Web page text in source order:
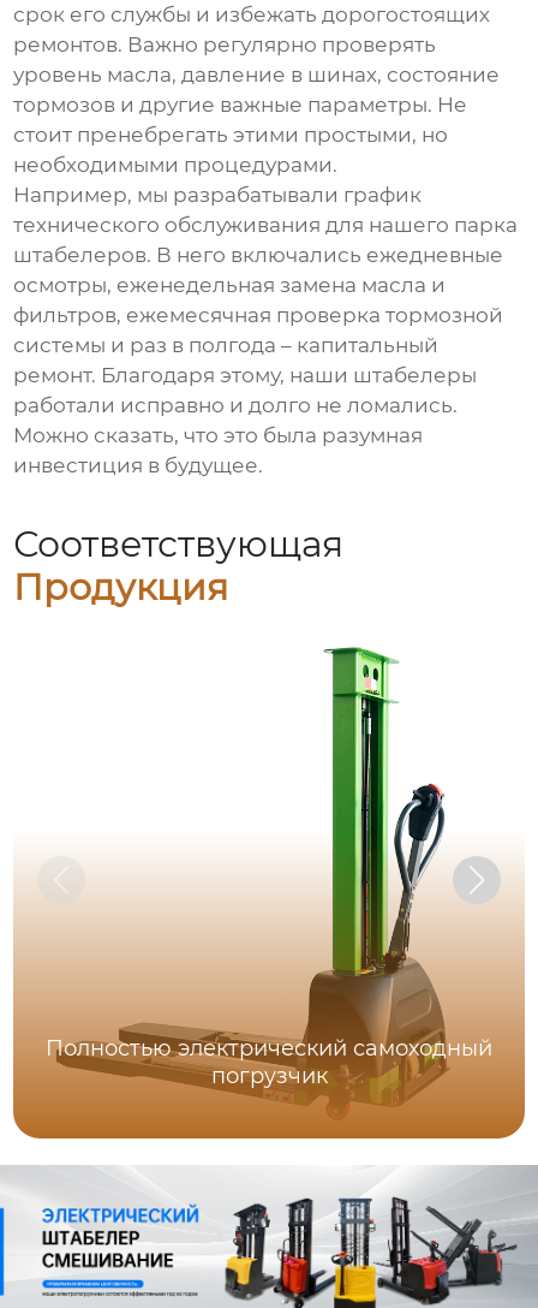
срок его службы и избежать дорогостоящих
ремонтов. Важно регулярно проверять
уровень масла, давление в шинах, состояние
тормозов и другие важные параметры. Не
стоит пренебрегать этими простыми, но
необходимыми процедурами.
Например, мы разрабатывали график
технического обслуживания для нашего парка
штабелеров. В него включались ежедневные
осмотры, еженедельная замена масла и
фильтров, ежемесячная проверка тормозной
системы и раз в полгода – капитальный
ремонт. Благодаря этому, наши штабелеры
работали исправно и долго не ломались.
Можно сказать, что это была разумная
инвестиция в будущее.
Соответствующая
Продукция
Полностью электрический самоходный
погрузчик